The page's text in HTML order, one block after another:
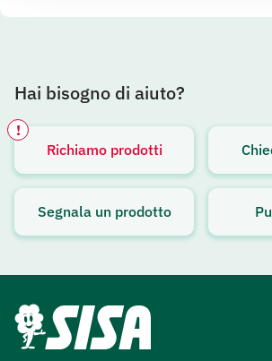
Hai bisogno di aiuto?
Richiamo prodotti
!
Avviso attivo
Segnala un prodotto